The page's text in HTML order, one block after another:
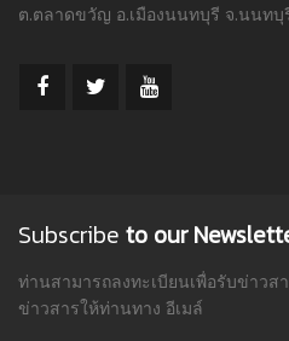
ต.ตลาดขวัญ อ.เมืองนนทบุรี จ.นนทบุ
Subscribe to our
ท่านสามารถลงทะเบียนเพื่อรับข่าวส
ข่าวสารให้ท่านทาง อีเมล์